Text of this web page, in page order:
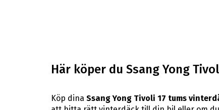
Här köper du Ssang Yong
Köp dina Ssang Yong Tivoli 17 tums